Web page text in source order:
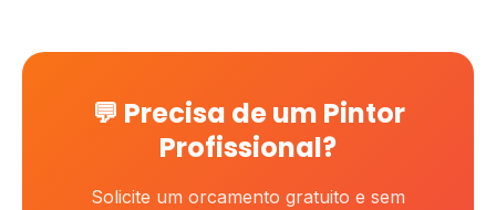
💬 Precisa de um Pintor
Profissional?
Solicite um orcamento gratuito e sem